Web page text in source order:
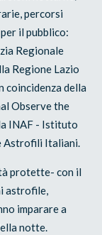
percorsi
il pubblico:
Regionale
Regione Lazio
coincidenza della
Observe the
INAF - Istituto
Astrofili Italiani.
protette- con il
astrofile,
imparare a
notte.